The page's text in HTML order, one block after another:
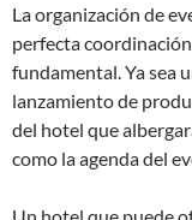
La organización de
perfecta
fundamental. Ya sea
lanzamiento de
del hotel que
como la agenda del